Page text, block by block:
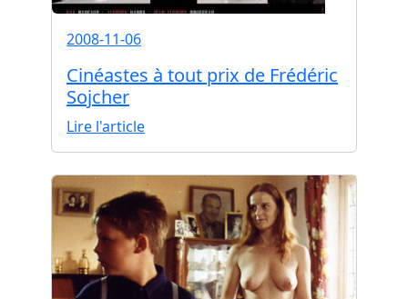
2008-11-06
Cinéastes à tout prix de Frédéric
Sojcher
Lire l'article